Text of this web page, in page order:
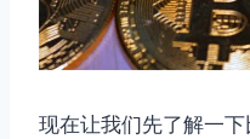
现在让我们先了解一